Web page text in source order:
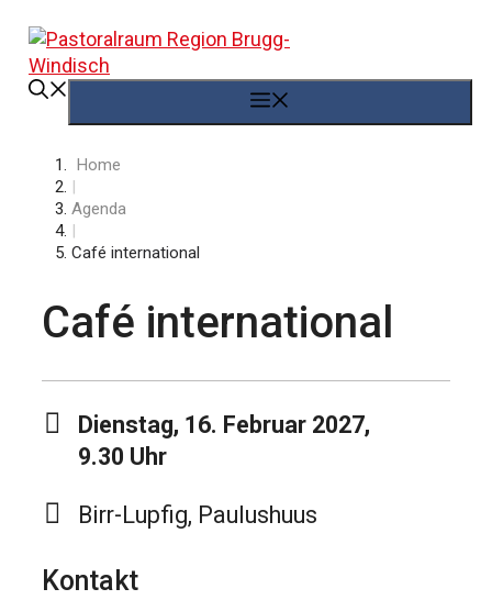
zum
Inhalt
Home
|
Agenda
|
Café international
Café international
Dienstag, 16. Februar 2027,
9.30 Uhr
Birr-Lupfig, Paulushuus
Kontakt